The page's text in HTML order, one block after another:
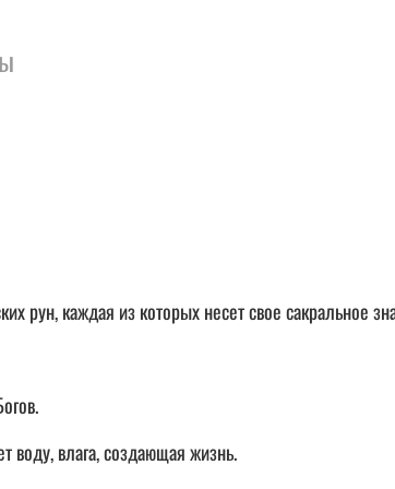
рун, каждая из которых несет свое сакральное
воду, влага, создающая жизнь.